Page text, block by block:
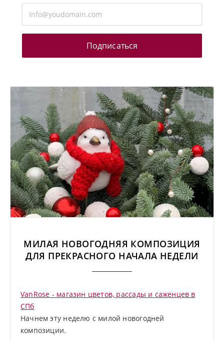
Подписаться
МИЛАЯ НОВОГОДНЯЯ КОМПОЗИЦИЯ
ДЛЯ ПРЕКРАСНОГО НАЧАЛА НЕДЕЛИ
VanRose - магазин цветов, рассады и саженцев в
СПб
Начнем эту неделю с милой новогодней
композиции.